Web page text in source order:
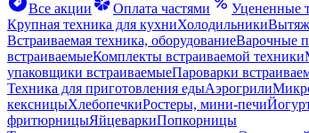
Все акции
Оплата частями Уцененные
Крупная техника для кухниХолодильники
Встраиваемая техника, оборудованиеВарочные
встраиваемыеКомплекты встраиваемой техники
упаковщики встраиваемыеПароварки
Техника для приготовления едыАэрогрили
кексницыХлебопечкиРостеры, мини-печи
фритюрницыЯйцеваркиПопкорницы